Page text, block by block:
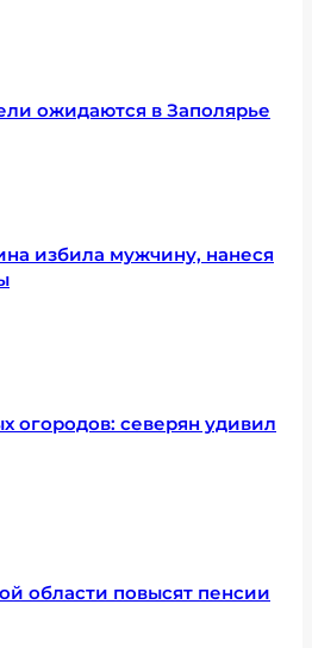
ожидаются в Заполярье
избила мужчину, нанеся
огородов: северян удивил
области повысят пенсии